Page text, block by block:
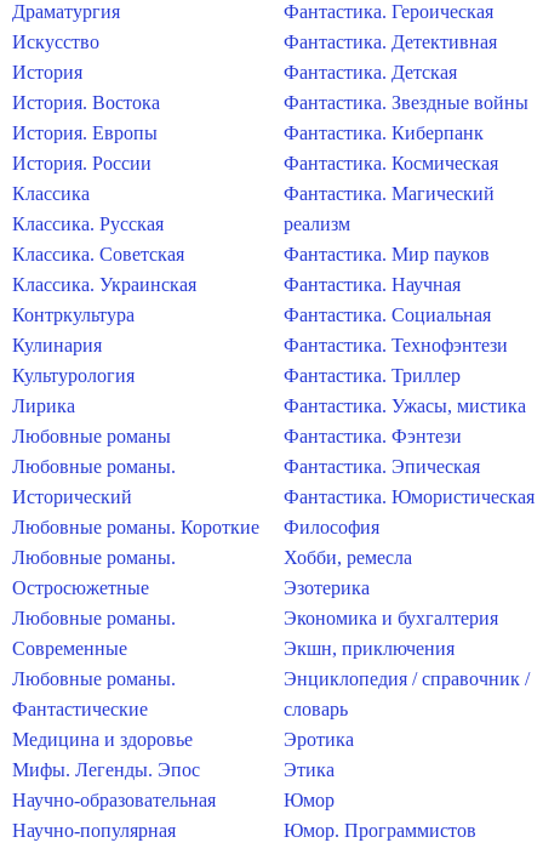
Драматургия
Искусство
История
История. Востока
История. Европы
История. России
Классика
Классика. Русская
Классика. Советская
Классика. Украинская
Контркультура
Кулинария
Культурология
Лирика
Любовные романы
Любовные романы.
Исторический
Любовные романы. Короткие
Любовные романы.
Остросюжетные
Любовные романы.
Современные
Любовные романы.
Фантастические
Медицина и здоровье
Мифы. Легенды. Эпос
Научно-образовательная
Научно-популярная
Фантастика. Героическая
Фантастика. Детективная
Фантастика. Детская
Фантастика. Звездные войны
Фантастика. Киберпанк
Фантастика. Космическая
Фантастика. Магический
реализм
Фантастика. Мир пауков
Фантастика. Научная
Фантастика. Социальная
Фантастика. Технофэнтези
Фантастика. Триллер
Фантастика. Ужасы, мистика
Фантастика. Фэнтези
Фантастика. Эпическая
Фантастика. Юмористическая
Философия
Хобби, ремесла
Эзотерика
Экономика и бухгалтерия
Экшн, приключения
Энциклопедия / справочник /
словарь
Эротика
Этика
Юмор
Юмор. Программистов